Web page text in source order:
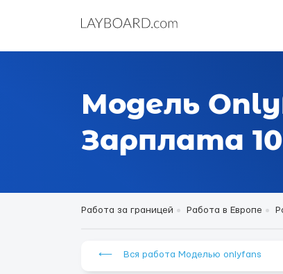
Модель
Зарплата
Работа за границей Работа в Европе
⟵ Вся работа Моделью onlyfans